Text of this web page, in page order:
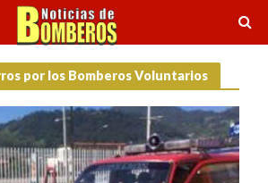
por los Bomberos Voluntarios